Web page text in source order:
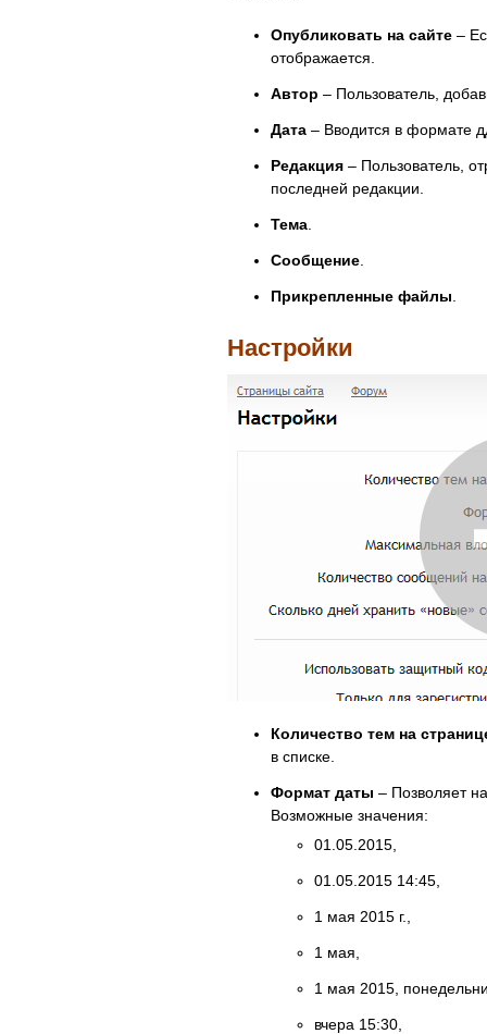
Опубликовать на сайте –
отображается.
Автор – Пользователь,
Дата – Вводится в формате
Редакция – Пользователь,
последней редакции.
Тема
Сообщение
Прикрепленные файлы
Настройки
Количество тем на
в списке.
Формат даты – Позволяет
Возможные значения:
01.05.2015,
01.05.2015 14:45,
1 мая 2015 г.,
1 мая,
1 мая 2015,
вчера 15:30,